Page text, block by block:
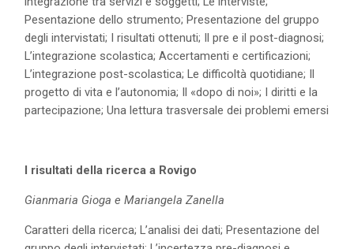
Pesentazione dello strumento; Presentazione del gruppo
degli intervistati; I risultati ottenuti; Il pre e il post-diagnosi;
L’integrazione scolastica; Accertamenti e certificazioni;
L’integrazione post-scolastica; Le difficoltà quotidiane; Il
progetto di vita e l’autonomia; Il «dopo di noi»; I diritti e la
partecipazione; Una lettura trasversale dei problemi emersi
I risultati della ricerca a Rovigo
Gianmaria Gioga e Mariangela Zanella
Caratteri della ricerca; L’analisi dei dati; Presentazione del